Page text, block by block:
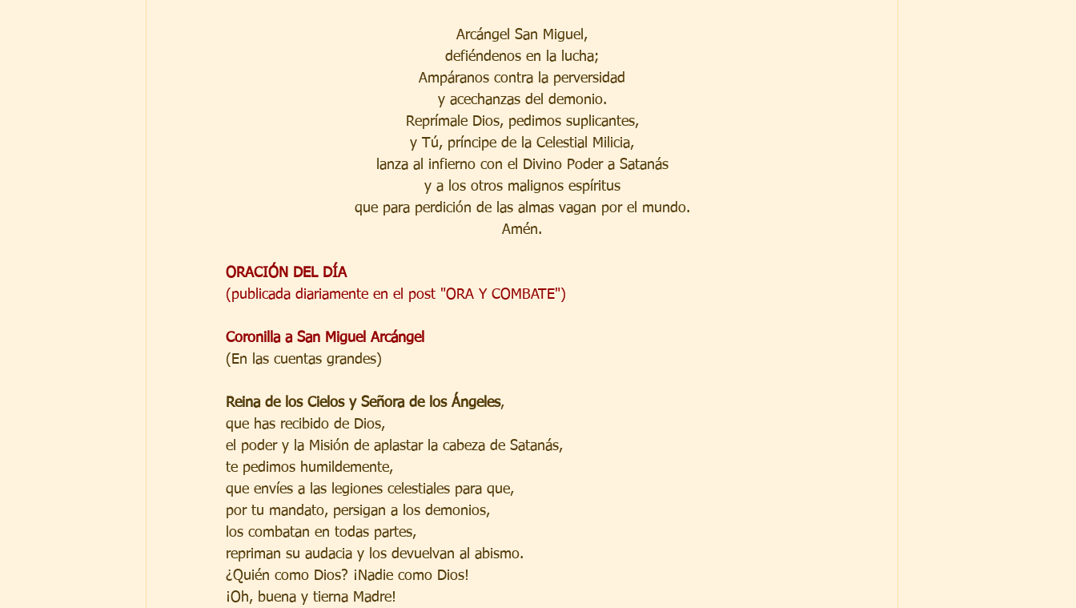
Arcángel San Miguel,
defiéndenos en la lucha;
Ampáranos contra la perversidad
y acechanzas del demonio.
Reprímale Dios, pedimos suplicantes,
y Tú, príncipe de la Celestial Milicia,
lanza al infierno con el Divino Poder a Satanás
y a los otros malignos espíritus
que para perdición de las almas vagan por el mundo.
Amén.
ORACIÓN DEL DÍA
(publicada diariamente en el post "ORA Y COMBATE")
Coronilla a San Miguel Arcángel
(En las cuentas grandes)
Reina de los Cielos y Señora de los Ángeles,
que has recibido de Dios,
el poder y la Misión de aplastar la cabeza de Satanás,
te pedimos humildemente,
que envíes a las legiones celestiales para que,
por tu mandato, persigan a los demonios,
los combatan en todas partes,
repriman su audacia y los devuelvan al abismo.
¿Quién como Dios? ¡Nadie como Dios!
¡Oh, buena y tierna Madre!